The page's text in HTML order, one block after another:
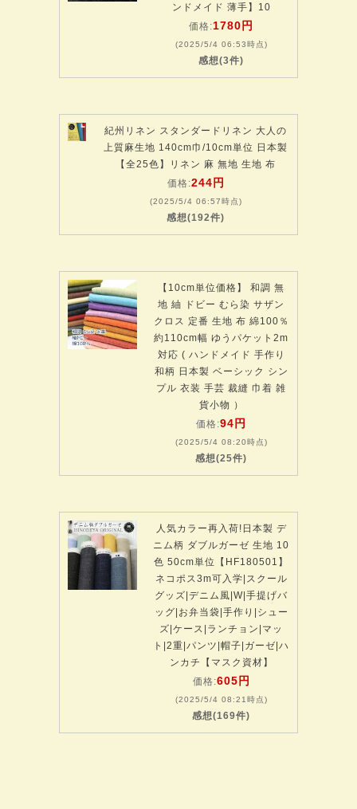
ンドメイド 薄手】10
価格:1780円
(2025/5/4 06:53時点)
感想(3件)
紀州リネン スタンダードリネン 大人の
上質麻生地 140cm巾/10cm単位 日本製
【全25色】リネン 麻 無地 生地 布
価格:244円
(2025/5/4 06:57時点)
感想(192件)
【10cm単位価格】 和調 無
地 紬 ドビー むら染 サザン
クロス 定番 生地 布 綿100％
約110cm幅 ゆうパケット2m
対応 ( ハンドメイド 手作り
和柄 日本製 ベーシック シン
プル 衣装 手芸 裁縫 巾着 雑
貨小物 ）
価格:94円
(2025/5/4 08:20時点)
感想(25件)
人気カラー再入荷!日本製 デ
ニム柄 ダブルガーゼ 生地 10
色 50cm単位【HF180501】
ネコポス3m可入学|スクール
グッズ|デニム風|W|手提げバ
ッグ|お弁当袋|手作り|シュー
ズ|ケース|ランチョン|マッ
ト|2重|パンツ|帽子|ガーゼ|ハ
ンカチ【マスク資材】
価格:605円
(2025/5/4 08:21時点)
感想(169件)